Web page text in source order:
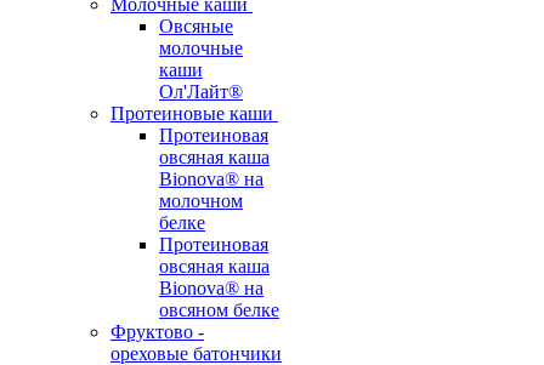
Молочные каши
Овсяные
молочные
каши
Ол'Лайт®
Протеиновые каши
Протеиновая
овсяная каша
Bionova® на
молочном
белке
Протеиновая
овсяная каша
Bionova® на
овсяном белке
Фруктово -
ореховые батончики